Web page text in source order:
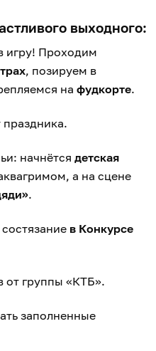
выходного:
игру! Проходим
, позируем в
на фудкорте.
начнётся детская
а на сцене
.
в Конкурсе
от группы «КТБ».
заполненные